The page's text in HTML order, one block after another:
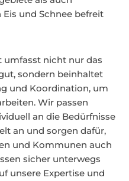
und Schnee befreit
umfasst nicht nur das
sondern beinhaltet
und Koordination, um
Wir passen
an die Bedürfnisse
an und sorgen dafür,
und Kommunen auch
sicher unterwegs
unsere Expertise und